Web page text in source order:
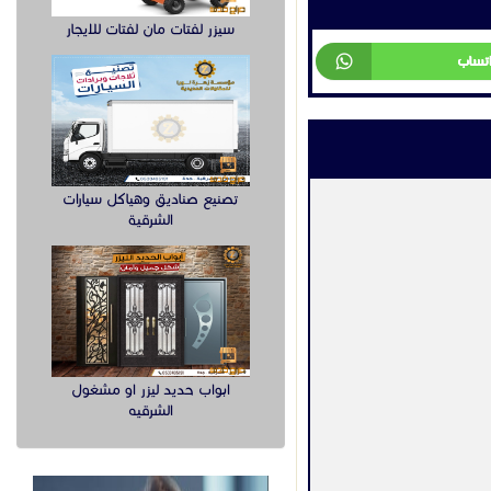
الشعبية.
سيزر لفتات مان لفتات للايجار
تصنيع صناديق وهياكل سيارات
الشرقية
ابواب حديد ليزر او مشغول
الشرقيه